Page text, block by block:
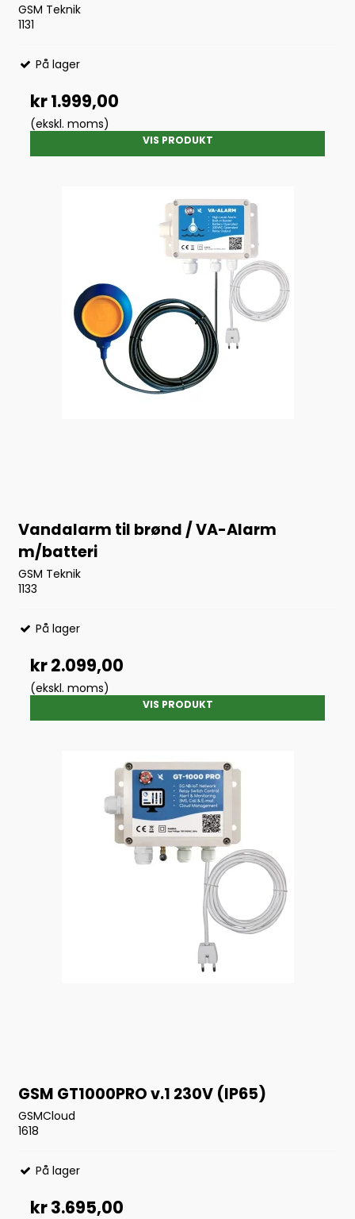
GSM Teknik
1131
På lager
kr 1.999,00
(ekskl. moms)
VIS PRODUKT
Vandalarm til brønd / VA-Alarm
m/batteri
GSM Teknik
1133
På lager
kr 2.099,00
(ekskl. moms)
VIS PRODUKT
GSM GT1000PRO v.1 230V (IP65)
GSMCloud
1618
På lager
kr 3.695,00